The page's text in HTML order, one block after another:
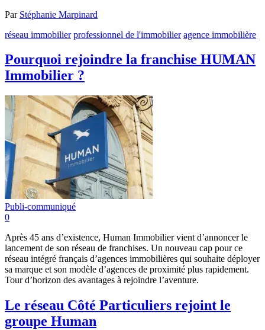
Par Stéphanie Marpinard
réseau immobilier professionnel de l'immobilier agence immobilière
Pourquoi rejoindre la franchise HUMAN
Immobilier ?
Publi-communiqué
0
Après 45 ans d’existence, Human Immobilier vient d’annoncer le
lancement de son réseau de franchises. Un nouveau cap pour ce
réseau intégré français d’agences immobilières qui souhaite déployer
sa marque et son modèle d’agences de proximité plus rapidement.
Tour d’horizon des avantages à rejoindre l’aventure.
Le réseau Côté Particuliers rejoint le
groupe Human